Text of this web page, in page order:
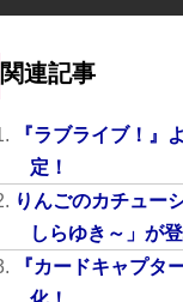
関連記事
『ラブライブ！
定！
りんごのカチュー
しらゆき～」が登
『カードキャプタ